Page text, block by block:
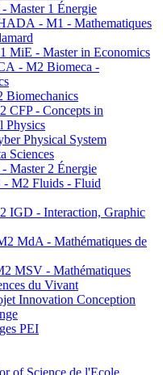
Master 1 Énergie
- M1 - Mathematiques
MiE - Master in Economics
- M2 Biomeca -
CFP - Concepts in
Physics
Physical System
Sciences
Master 2 Énergie
M2 Fluids - Fluid
IGD - Interaction, Graphic
MdA - Mathématiques de
MSV - Mathématiques
du Vivant
Innovation Conception
PEI
of Science de l'Ecole